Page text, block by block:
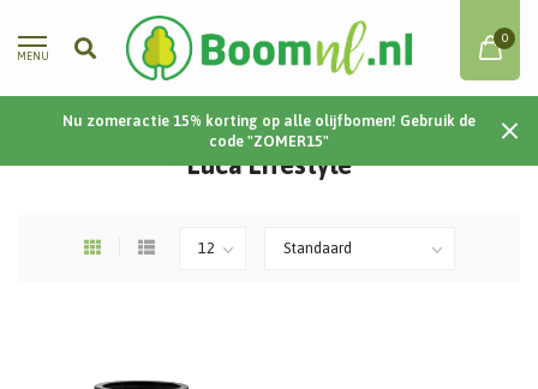
MENU
0
Nu zomeractie 15% korting op alle olijfbomen! Gebruik de
code "ZOMER15"
Home / Plantenbakken / Luca Lifestyle
Luca Lifestyle